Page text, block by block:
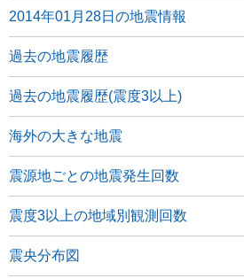
2014年01月28日の地震情報
過去の地震履歴
過去の地震履歴(震度3以上)
海外の大きな地震
震源地ごとの地震発生回数
震度3以上の地域別観測回数
震央分布図